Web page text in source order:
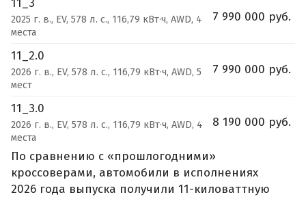
2025 г. в., EV, 578 л. с., 116,79 кВт·ч, AWD, 4
места
7 990 000 руб.
11_2.0
2026 г. в., EV, 578 л. с., 116,79 кВт·ч, AWD, 5
мест
7 990 000 руб.
11_3.0
2026 г. в., EV, 578 л. с., 116,79 кВт·ч, AWD, 4
места
8 190 000 руб.
По сравнению с «прошлогодними»
кроссоверами, автомобили в исполнениях
2026 года выпуска получили 11-киловаттную